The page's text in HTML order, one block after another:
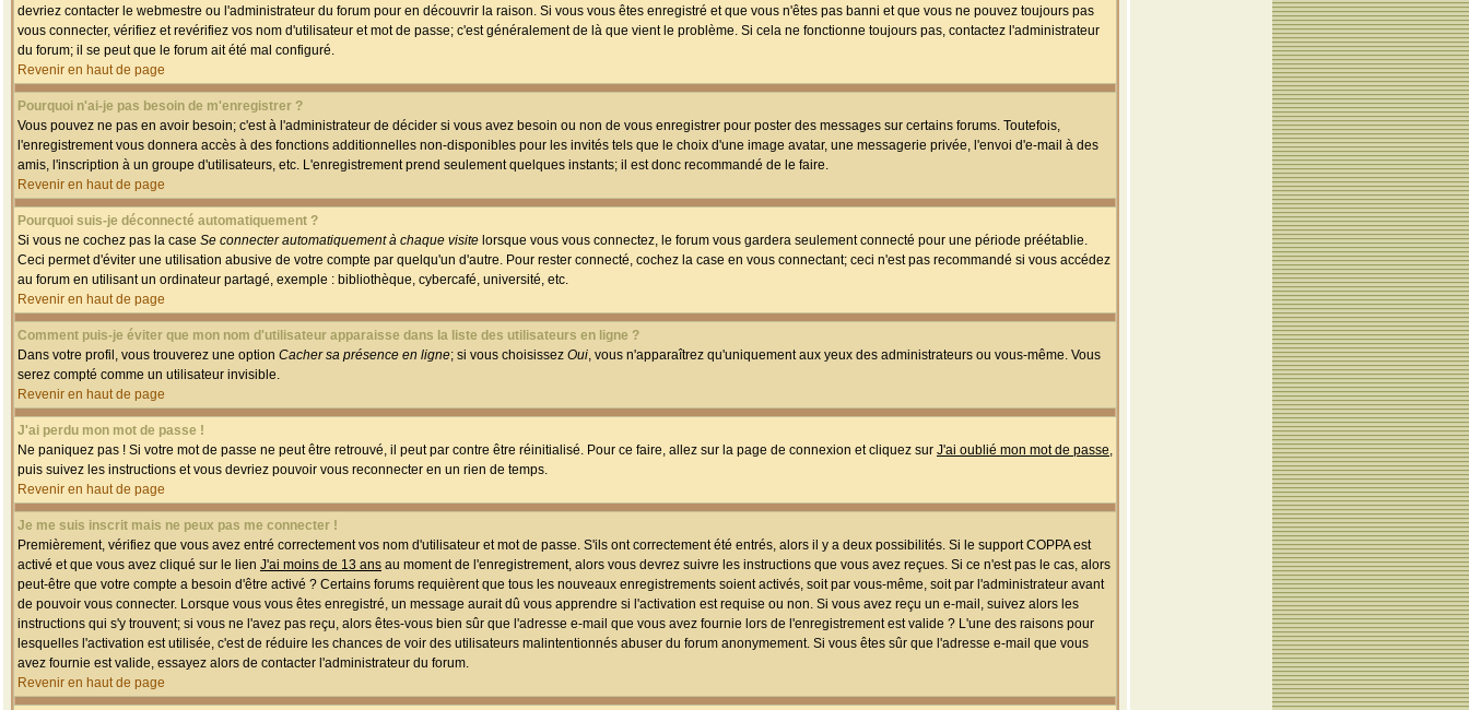
devriez contacter le webmestre ou l'administrateur du forum pour en découvrir la raison. Si vous vous êtes enregistré et que vous n'êtes pas banni et que vous ne pouvez toujours pas
vous connecter, vérifiez et revérifiez vos nom d'utilisateur et mot de passe; c'est généralement de là que vient le problème. Si cela ne fonctionne toujours pas, contactez l'administrateur
du forum; il se peut que le forum ait été mal configuré.
Revenir en haut de page
Pourquoi n'ai-je pas besoin de m'enregistrer ?
Vous pouvez ne pas en avoir besoin; c'est à l'administrateur de décider si vous avez besoin ou non de vous enregistrer pour poster des messages sur certains forums. Toutefois,
l'enregistrement vous donnera accès à des fonctions additionnelles non-disponibles pour les invités tels que le choix d'une image avatar, une messagerie privée, l'envoi d'e-mail à des
amis, l'inscription à un groupe d'utilisateurs, etc. L'enregistrement prend seulement quelques instants; il est donc recommandé de le faire.
Revenir en haut de page
Pourquoi suis-je déconnecté automatiquement ?
Si vous ne cochez pas la case Se connecter automatiquement à chaque visite lorsque vous vous connectez, le forum vous gardera seulement connecté pour une période préétablie.
Ceci permet d'éviter une utilisation abusive de votre compte par quelqu'un d'autre. Pour rester connecté, cochez la case en vous connectant; ceci n'est pas recommandé si vous accédez
au forum en utilisant un ordinateur partagé, exemple : bibliothèque, cybercafé, université, etc.
Revenir en haut de page
Comment puis-je éviter que mon nom d'utilisateur apparaisse dans la liste des utilisateurs en ligne ?
Dans votre profil, vous trouverez une option Cacher sa présence en ligne; si vous choisissez Oui, vous n'apparaîtrez qu'uniquement aux yeux des administrateurs ou vous-même. Vous
serez compté comme un utilisateur invisible.
Revenir en haut de page
J'ai perdu mon mot de passe !
Ne paniquez pas ! Si votre mot de passe ne peut être retrouvé, il peut par contre être réinitialisé. Pour ce faire, allez sur la page de connexion et cliquez sur J'ai oublié mon mot de passe,
puis suivez les instructions et vous devriez pouvoir vous reconnecter en un rien de temps.
Revenir en haut de page
Je me suis inscrit mais ne peux pas me connecter !
Premièrement, vérifiez que vous avez entré correctement vos nom d'utilisateur et mot de passe. S'ils ont correctement été entrés, alors il y a deux possibilités. Si le support COPPA est
activé et que vous avez cliqué sur le lien J'ai moins de 13 ans au moment de l'enregistrement, alors vous devrez suivre les instructions que vous avez reçues. Si ce n'est pas le cas, alors
peut-être que votre compte a besoin d'être activé ? Certains forums requièrent que tous les nouveaux enregistrements soient activés, soit par vous-même, soit par l'administrateur avant
de pouvoir vous connecter. Lorsque vous vous êtes enregistré, un message aurait dû vous apprendre si l'activation est requise ou non. Si vous avez reçu un e-mail, suivez alors les
instructions qui s'y trouvent; si vous ne l'avez pas reçu, alors êtes-vous bien sûr que l'adresse e-mail que vous avez fournie lors de l'enregistrement est valide ? L'une des raisons pour
lesquelles l'activation est utilisée, c'est de réduire les chances de voir des utilisateurs malintentionnés abuser du forum anonymement. Si vous êtes sûr que l'adresse e-mail que vous
avez fournie est valide, essayez alors de contacter l'administrateur du forum.
Revenir en haut de page